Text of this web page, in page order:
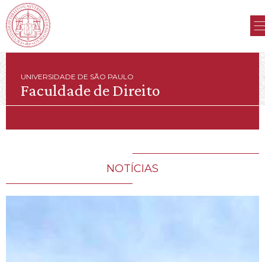
UNIVERSIDADE DE SÃO PAULO
Faculdade de Direito
NOTÍCIAS